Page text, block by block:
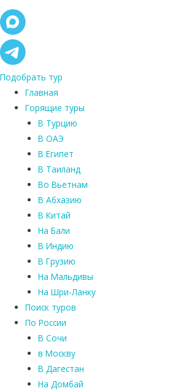
Подобрать тур
Главная
Горящие туры
В Турцию
В ОАЭ
В Египет
В Таиланд
Во Вьетнам
В Абхазию
В Китай
На Бали
В Индию
В Грузию
На Мальдивы
На Шри-Ланку
Поиск туров
По России
В Сочи
в Москву
В Дагестан
На Домбай